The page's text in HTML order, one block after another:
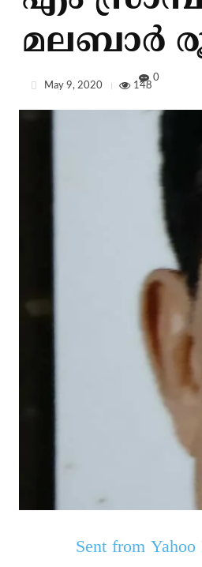
മലബാർ
May 9, 2020 148
0
Sent from